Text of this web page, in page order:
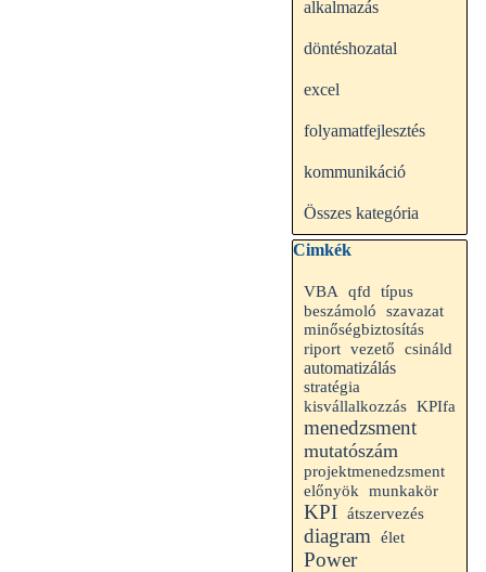
alkalmazás
döntéshozatal
excel
folyamatfejlesztés
kommunikáció
Összes kategória
Kihagy blokk Cimkék
Cimkék
VBA qfd típus
beszámoló
szavazat
minőségbiztosítás
riport vezető csináld
automatizálás
stratégia
kisvállalkozzás KPIfa
menedzsment
mutatószám
projektmenedzsment
előnyök
munkakör
KPI átszervezés
diagram élet
Power